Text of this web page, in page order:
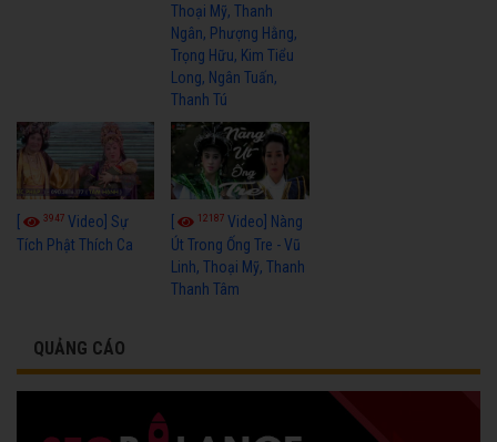
Thoại Mỹ, Thanh
Ngân, Phượng Hằng,
Trọng Hữu, Kim Tiểu
Long, Ngân Tuấn,
Thanh Tú
[ 3947 Video] Sự
Tích Phật Thích Ca
[ 12187Video] Nàng
Út Trong Ống Tre - Vũ
Linh, Thoại Mỹ, Thanh
Thanh Tâm
QUẢNG CÁO